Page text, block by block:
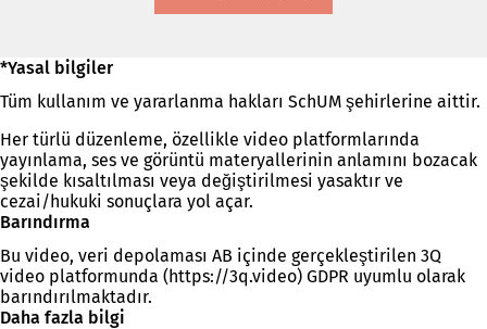
*Yasal bilgiler
Tüm kullanım ve yararlanma hakları SchUM şehirlerine aittir.
Her türlü düzenleme, özellikle video platformlarında
yayınlama, ses ve görüntü materyallerinin anlamını bozacak
şekilde kısaltılması veya değiştirilmesi yasaktır ve
cezai/hukuki sonuçlara yol açar.
Barındırma
Bu video, veri depolaması AB içinde gerçekleştirilen 3Q
video platformunda (https://3q.video) GDPR uyumlu olarak
barındırılmaktadır.
Daha fazla bilgi